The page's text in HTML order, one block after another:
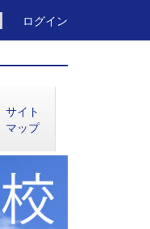
ログイン
サイト
マップ